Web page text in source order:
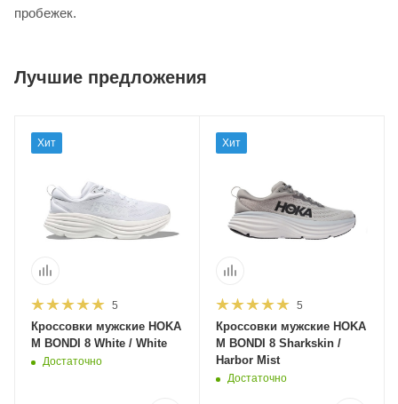
пробежек.
Лучшие предложения
Хит
5
Кроссовки мужские HOKA
M BONDI 8 White / White
Достаточно
Хит
5
Кроссовки мужские HOKA
M BONDI 8 Sharkskin /
Harbor Mist
Достаточно